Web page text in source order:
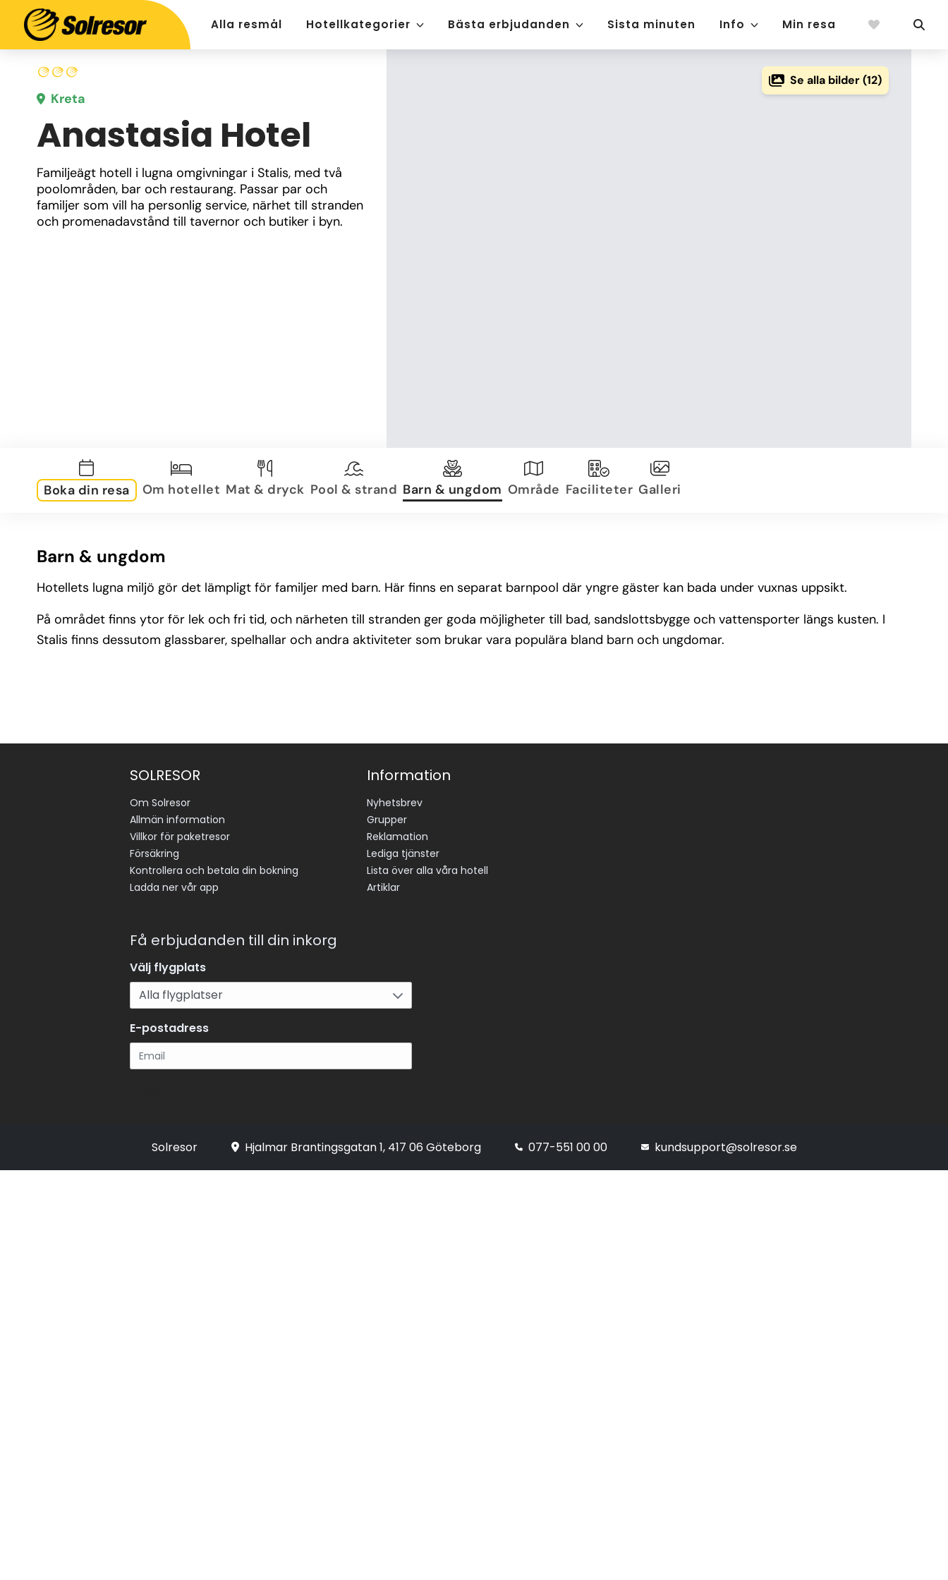
Alla resmål Hotellkategorier Bästa erbjudanden Sista minuten Info Min resa
Kreta
Anastasia Hotel
Familjeägt hotell i lugna omgivningar i Stalis, med två
poolområden, bar och restaurang. Passar par och
familjer som vill ha personlig service, närhet till stranden
och promenadavstånd till tavernor och butiker i byn.
Se alla bilder (12)
Boka din resa Om hotellet Mat & dryck Pool & strand Barn & ungdom Område Faciliteter Galleri
Barn & ungdom
Hotellets lugna miljö gör det lämpligt för familjer med barn. Här finns en separat barnpool där yngre gäster kan bada under vuxnas uppsikt.
På området finns ytor för lek och fri tid, och närheten till stranden ger goda möjligheter till bad, sandslottsbygge och vattensporter längs kusten. I
Stalis finns dessutom glassbarer, spelhallar och andra aktiviteter som brukar vara populära bland barn och ungdomar.
SOLRESOR
Om Solresor
Allmän information
Villkor för paketresor
Försäkring
Kontrollera och betala din bokning
Ladda ner vår app
Information
Nyhetsbrev
Grupper
Reklamation
Lediga tjänster
Lista över alla våra hotell
Artiklar
Få erbjudanden till din inkorg
Välj flygplats
E-postadress
Solresor Hjalmar Brantingsgatan 1, 417 06 Göteborg 077-551 00 00 kundsupport@solresor.se